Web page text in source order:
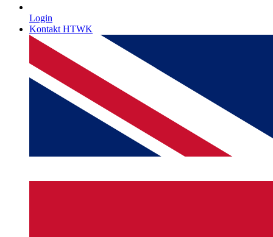
Login
Kontakt HTWK